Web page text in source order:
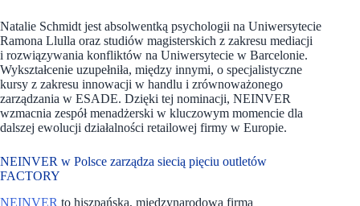
Natalie Schmidt jest absolwentką psychologii na Uniwersytecie
Ramona Llulla oraz studiów magisterskich z zakresu mediacji
i rozwiązywania konfliktów na Uniwersytecie w Barcelonie.
Wykształcenie uzupełniła, między innymi, o specjalistyczne
kursy z zakresu innowacji w handlu i zrównoważonego
zarządzania w ESADE. Dzięki tej nominacji, NEINVER
wzmacnia zespół menadżerski w kluczowym momencie dla
dalszej ewolucji działalności retailowej firmy w Europie.
NEINVER w Polsce zarządza siecią pięciu outletów
FACTORY
NEINVER to hiszpańska, międzynarodowa firma